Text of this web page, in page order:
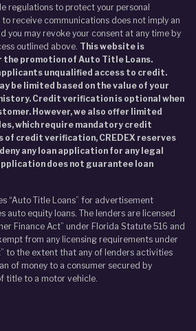
regulations to protect your personal
receive communications does not imply an
you may revoke your consent at any time by
outlined above. This website is
the promotion of Auto Title Loans.
unqualified access to credit.
be limited based on the value of your
Credit verification is optional when
However, we also offer limited
which require mandatory credit
credit verification, CREDEX reserves
any loan application for any legal
does not guarantee loan
“Auto Title Loans” for advertisement
auto equity loans. The lenders are licensed
Finance Act” under Florida Statute 516 and
from any licensing requirements under
to the extent that any of lenders activities
of money to a consumer secured by
title to a motor vehicle.